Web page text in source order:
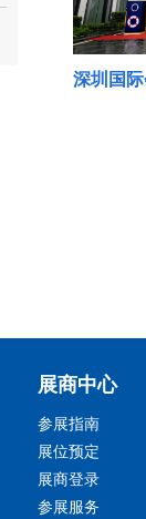
深圳国
展商中心
参展指南
展位预定
展商登录
参展服务